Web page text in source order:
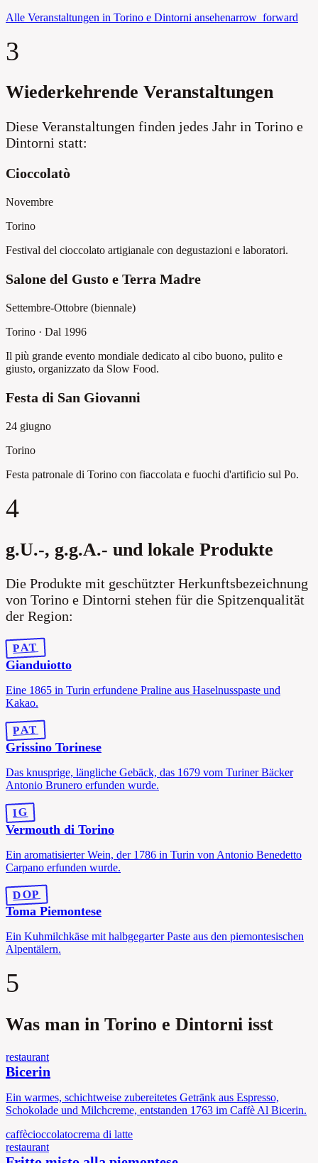
Alle Veranstaltungen in Torino e Dintorni ansehenarrow_forward
3
Wiederkehrende Veranstaltungen
Diese Veranstaltungen finden jedes Jahr in Torino e
Dintorni statt:
Cioccolatò
Novembre
Torino
Festival del cioccolato artigianale con degustazioni e laboratori.
Salone del Gusto e Terra Madre
Settembre-Ottobre (biennale)
Torino · Dal 1996
Il più grande evento mondiale dedicato al cibo buono, pulito e
giusto, organizzato da Slow Food.
Festa di San Giovanni
24 giugno
Torino
Festa patronale di Torino con fiaccolata e fuochi d'artificio sul Po.
4
g.U.-, g.g.A.- und lokale Produkte
Die Produkte mit geschützter Herkunftsbezeichnung
von Torino e Dintorni stehen für die Spitzenqualität
der Region:
PAT
Gianduiotto
Eine 1865 in Turin erfundene Praline aus Haselnusspaste und
Kakao.
PAT
Grissino Torinese
Das knusprige, längliche Gebäck, das 1679 vom Turiner Bäcker
Antonio Brunero erfunden wurde.
IG
Vermouth di Torino
Ein aromatisierter Wein, der 1786 in Turin von Antonio Benedetto
Carpano erfunden wurde.
DOP
Toma Piemontese
Ein Kuhmilchkäse mit halbgegarter Paste aus den piemontesischen
Alpentälern.
5
Was man in Torino e Dintorni isst
restaurant
Bicerin
Ein warmes, schichtweise zubereitetes Getränk aus Espresso,
Schokolade und Milchcreme, entstanden 1763 im Caffè Al Bicerin.
caffècioccolatocrema di latte
restaurant